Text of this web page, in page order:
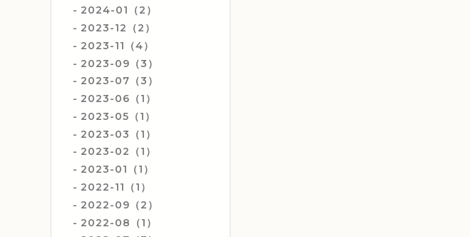
2024-01（2）
2023-12（2）
2023-11（4）
2023-09（3）
2023-07（3）
2023-06（1）
2023-05（1）
2023-03（1）
2023-02（1）
2023-01（1）
2022-11（1）
2022-09（2）
2022-08（1）